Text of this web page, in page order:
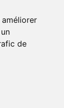
de